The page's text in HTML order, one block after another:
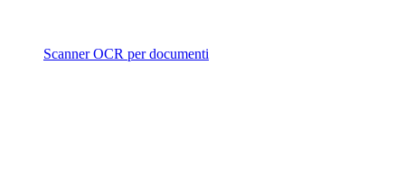
Scanner OCR per documenti